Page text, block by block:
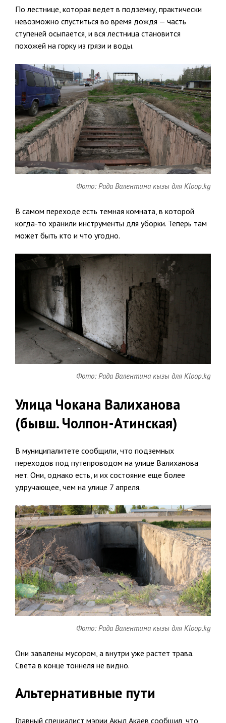
По лестнице, которая ведет в подземку, практически
невозможно спуститься во время дождя — часть
ступеней осыпается, и вся лестница становится
похожей на горку из грязи и воды.
Фото: Рада Валентина кызы для Kloop.kg
В самом переходе есть темная комната, в которой
когда-то хранили инструменты для уборки. Теперь там
может быть кто и что угодно.
Фото: Рада Валентина кызы для Kloop.kg
Улица Чокана Валиханова
(бывш. Чолпон-Атинская)
В муниципалитете сообщили, что подземных
переходов под путепроводом на улице Валиханова
нет. Они, однако есть, и их состояние еще более
удручающее, чем на улице 7 апреля.
Фото: Рада Валентина кызы для Kloop.kg
Они завалены мусором, а внутри уже растет трава.
Света в конце тоннеля не видно.
Альтернативные пути
Главный специалист мэрии Акыл Акаев сообщил, что